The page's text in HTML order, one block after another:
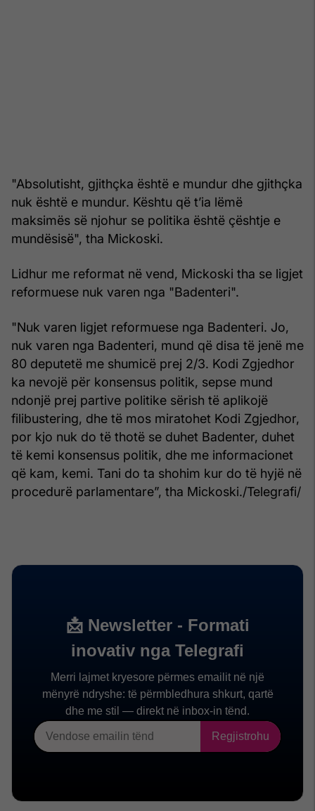
"Absolutisht, gjithçka është e mundur dhe gjithçka
nuk është e mundur. Kështu që t’ia lëmë
maksimës së njohur se politika është çështje e
mundësisë", tha Mickoski.
Lidhur me reformat në vend, Mickoski tha se ligjet
reformuese nuk varen nga "Badenteri".
"Nuk varen ligjet reformuese nga Badenteri. Jo,
nuk varen nga Badenteri, mund që disa të jenë me
80 deputetë me shumicë prej 2/3. Kodi Zgjedhor
ka nevojë për konsensus politik, sepse mund
ndonjë prej partive politike sërish të aplikojë
filibustering, dhe të mos miratohet Kodi Zgjedhor,
por kjo nuk do të thotë se duhet Badenter, duhet
të kemi konsensus politik, dhe me informacionet
që kam, kemi. Tani do ta shohim kur do të hyjë në
procedurë parlamentare”, tha Mickoski./Telegrafi/